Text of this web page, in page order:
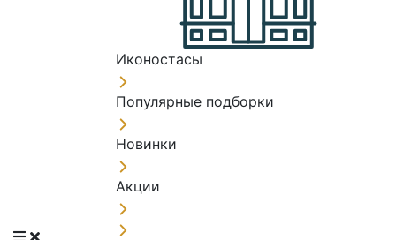
Иконостасы
Популярные подборки
Новинки
Акции